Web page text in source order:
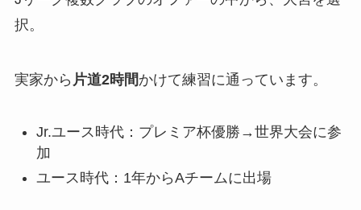
択。
実家から 片道2時間かけて練習に通っています。
Jr.ユース時代：プレミア杯優勝→世界大会に参
加
ユース時代：1年からAチームに出場